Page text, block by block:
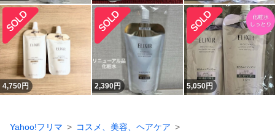
4,750円 2,390円 5,050円
Yahoo!フリマ
コスメ、美容、ヘアケア